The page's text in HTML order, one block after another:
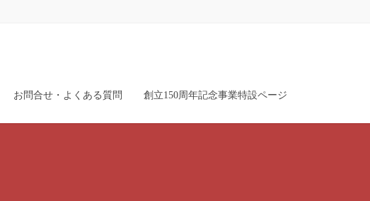
お問合せ・よくある質問 創立150周年記念事業特設ページ